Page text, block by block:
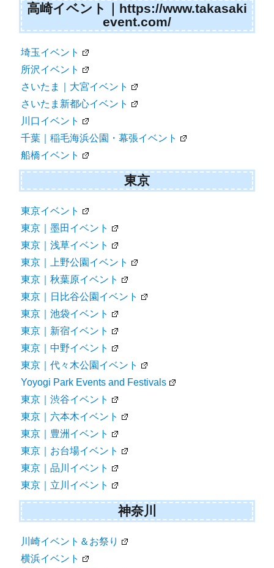
高崎イベント｜https://www.takasaki
event.com/
埼玉イベント
所沢イベント
さいたま｜大宮イベント
さいたま新都心イベント
川口イベント
千葉｜稲毛海浜公園・幕張イベント
船橋イベント
東京
東京イベント
東京｜墨田イベント
東京｜浅草イベント
東京｜上野公園イベント
東京｜秋葉原イベント
東京｜日比谷公園イベント
東京｜池袋イベント
東京｜新宿イベント
東京｜中野イベント
東京｜代々木公園イベント
Yoyogi Park Events and Festivals
東京｜渋谷イベント
東京｜六本木イベント
東京｜豊洲イベント
東京｜お台場イベント
東京｜品川イベント
東京｜立川イベント
神奈川
川崎イベント＆お祭り
横浜イベント